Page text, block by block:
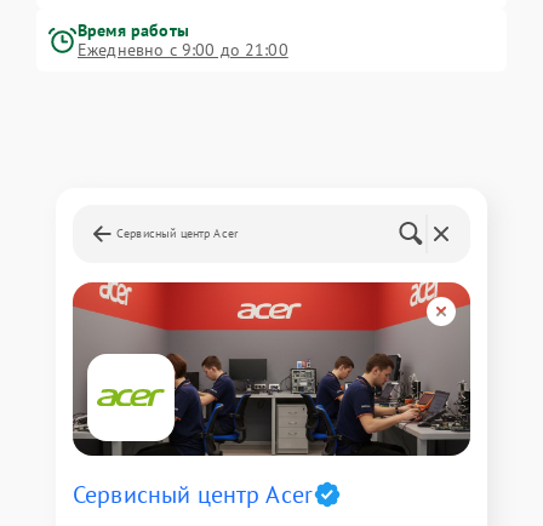
Время работы
Ежедневно с 9:00 до 21:00
Сервисный центр Acer
Сервисный центр Acer